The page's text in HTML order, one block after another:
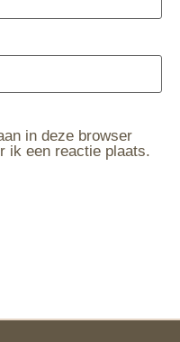
in deze browser
ik een reactie plaats.